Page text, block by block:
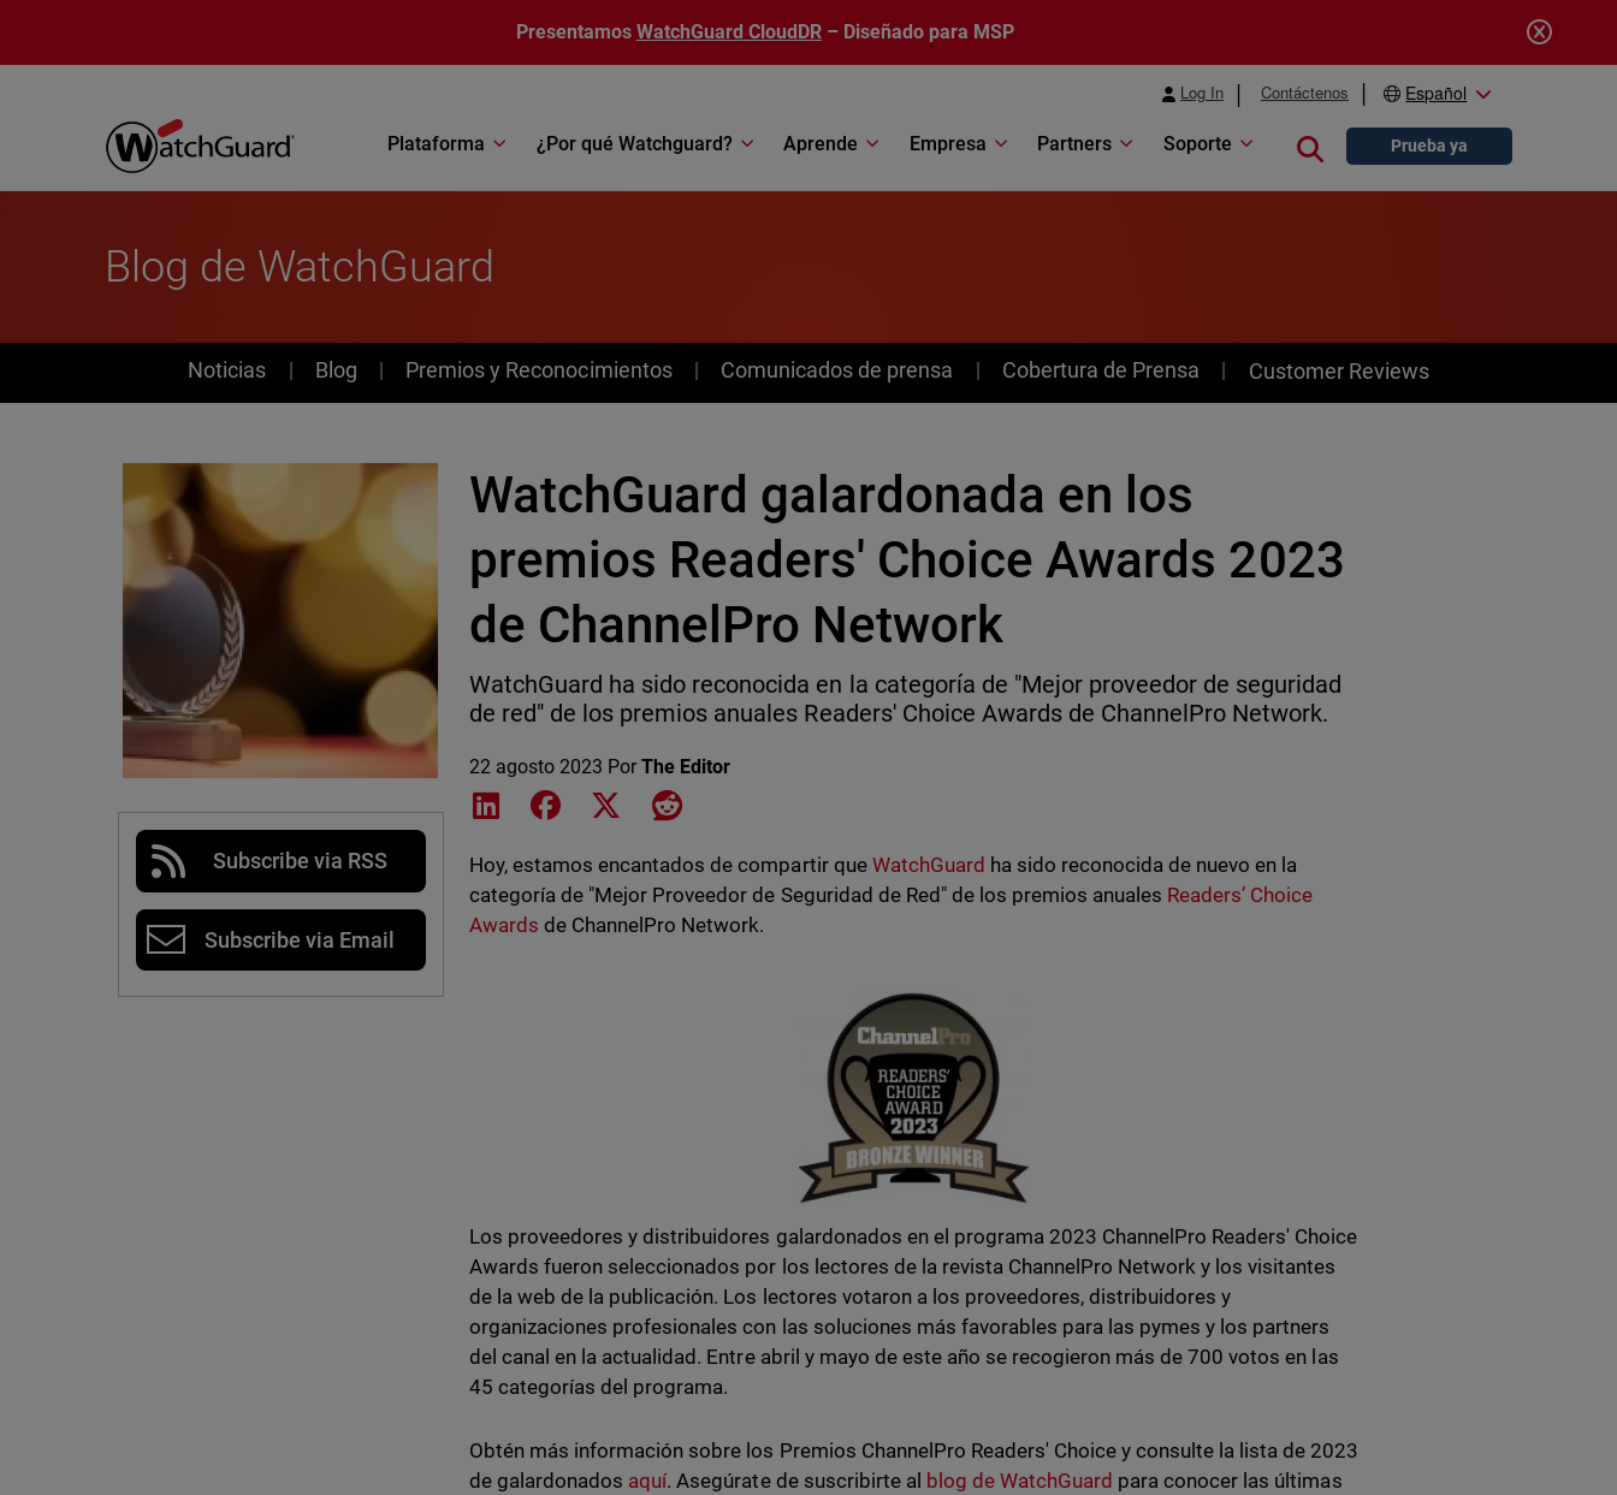
Presentamos WatchGuard CloudDR – Diseñado para MSP
Log In Contáctenos Español
Plataforma ¿Por qué Watchguard? Aprende Empresa Partners Soporte Close searchPrueba ya
Blog de WatchGuard
News
Noticias Blog Premios y Reconocimientos Comunicados de prensa Cobertura de Prensa Customer Reviews
Subscribe via RSS
Subscribe via Email
WatchGuard galardonada en los
premios Readers' Choice Awards 2023
de ChannelPro Network
WatchGuard ha sido reconocida en la categoría de "Mejor proveedor de seguridad
de red" de los premios anuales Readers' Choice Awards de ChannelPro Network.
22 agosto 2023 PorThe Editor
Share on LinkedIn
Share on Facebook
Share on XShare on Reddit
Hoy, estamos encantados de compartir que WatchGuard ha sido reconocida de nuevo en la
categoría de "Mejor Proveedor de Seguridad de Red" de los premios anuales Readers’ Choice
Awards de ChannelPro Network.
Los proveedores y distribuidores galardonados en el programa 2023 ChannelPro Readers' Choice
Awards fueron seleccionados por los lectores de la revista ChannelPro Network y los visitantes
de la web de la publicación. Los lectores votaron a los proveedores, distribuidores y
organizaciones profesionales con las soluciones más favorables para las pymes y los partners
del canal en la actualidad. Entre abril y mayo de este año se recogieron más de 700 votos en las
45 categorías del programa.
Obtén más información sobre los Premios ChannelPro Readers' Choice y consulte la lista de 2023
de galardonados aquí. Asegúrate de suscribirte al blog de WatchGuard para conocer las últimas